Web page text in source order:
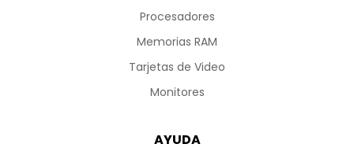
Procesadores
Memorias RAM
Tarjetas de Video
Monitores
AYUDA